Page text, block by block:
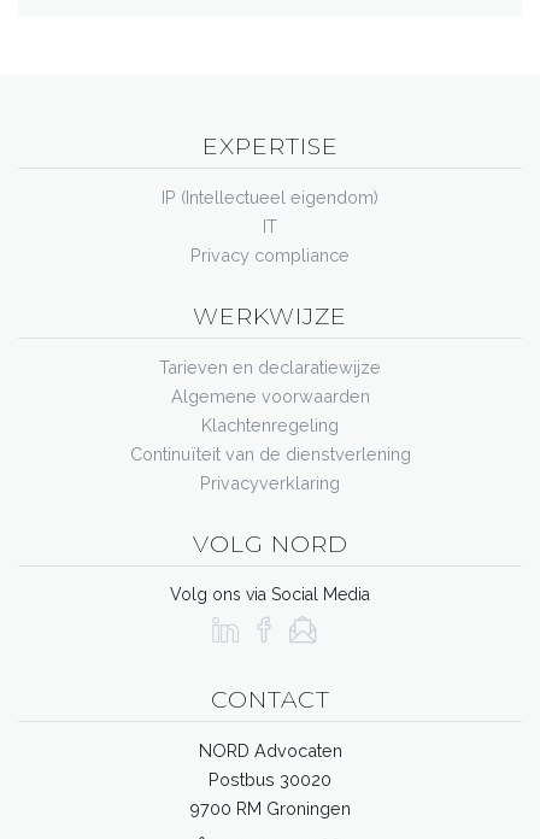
EXPERTISE
IP (Intellectueel eigendom)
IT
Privacy compliance
WERKWIJZE
Tarieven en declaratiewijze
Algemene voorwaarden
Klachtenregeling
Continuïteit van de dienstverlening
Privacyverklaring
VOLG NORD
Volg ons via Social Media
CONTACT
NORD Advocaten
Postbus 30020
9700 RM Groningen